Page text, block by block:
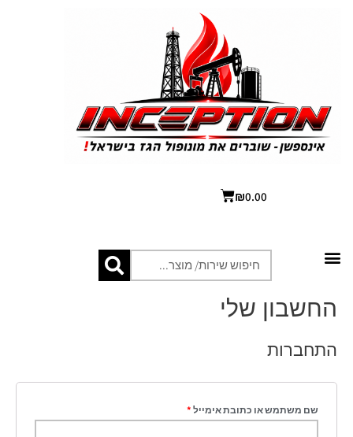
₪0.00
החשבון שלי
התחברות
שם משתמש או כתובת אימייל*